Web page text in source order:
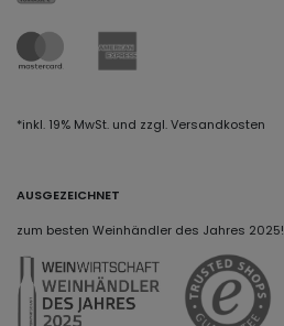
*inkl. 19% MwSt. und zzgl. Versandkosten
AUSGEZEICHNET
zum besten Weinhändler des Jahres 2025!